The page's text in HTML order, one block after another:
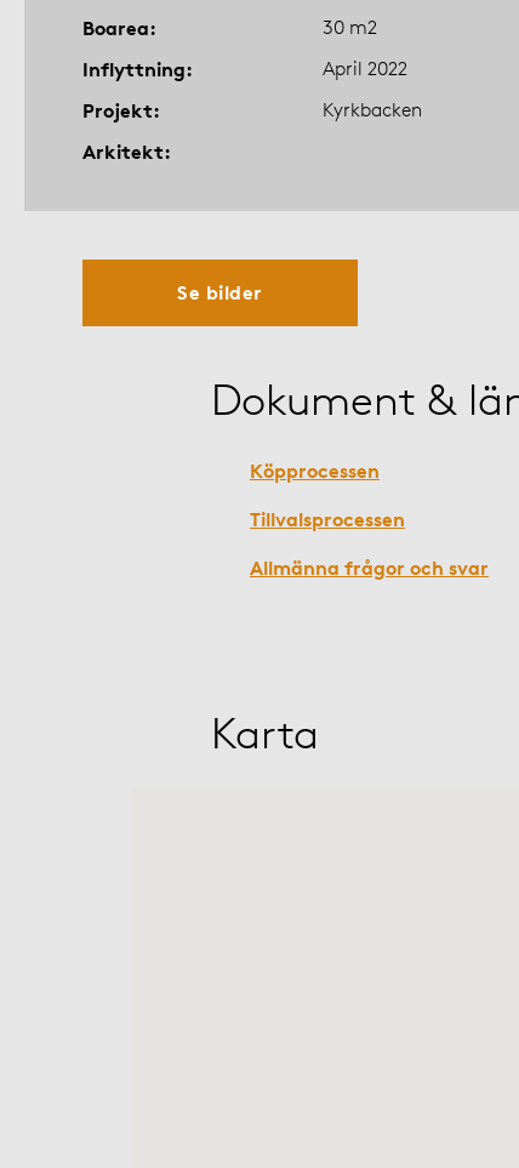
Boarea 30 m2
Inflyttning April 2022
Projekt Kyrkbacken
Arkitekt
Se bilder
Dokument &
Köpprocessen
Tillvalsprocessen
Allmänna frågor och svar
Karta